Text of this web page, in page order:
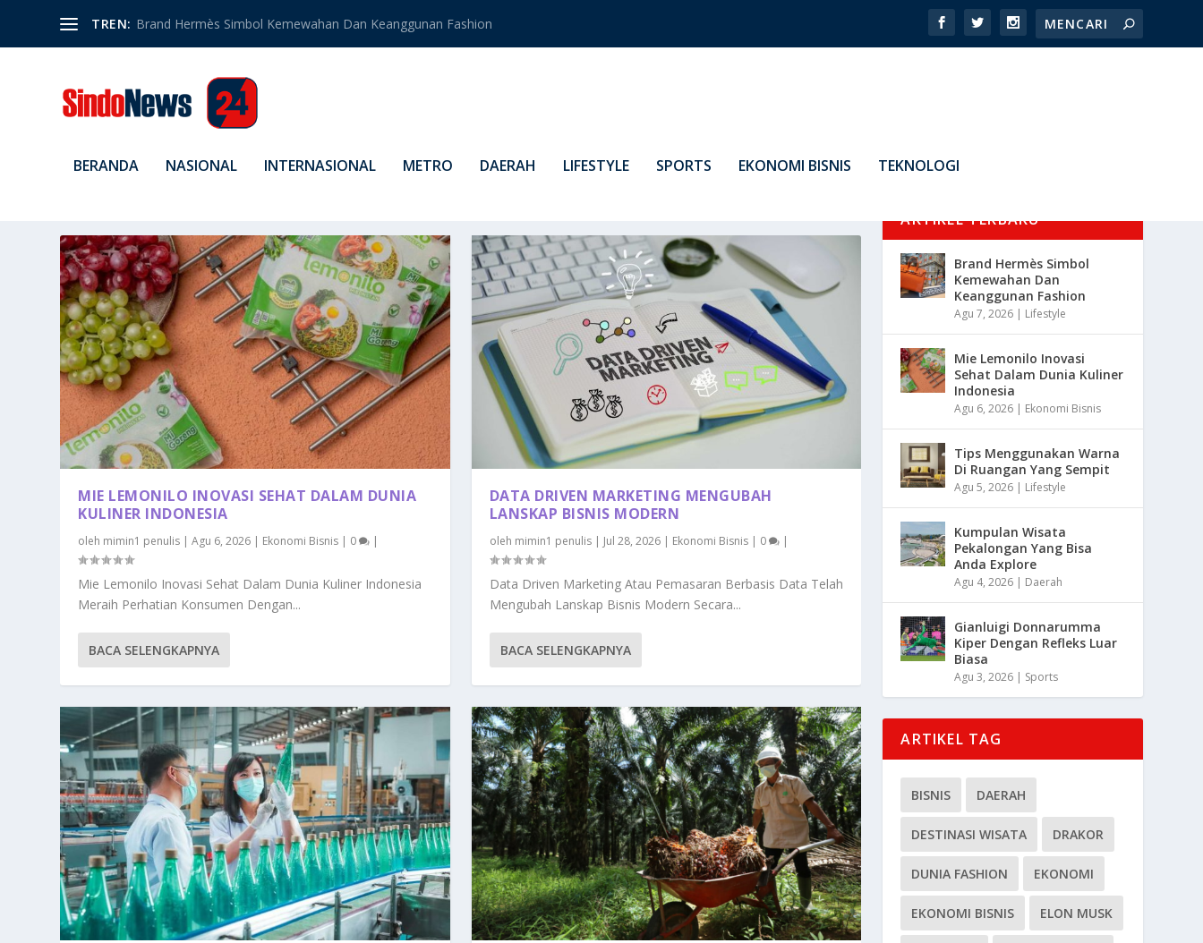
TREN: Brand Hermès Simbol Kemewahan Dan Keanggunan Fashion
BERANDA NASIONAL INTERNASIONAL METRO DAERAH LIFESTYLE SPORTS EKONOMI BISNIS TEKNOLOGI
MIE LEMONILO INOVASI SEHAT DALAM DUNIA
KULINER INDONESIA
oleh mimin1 penulis |Agu 6, 2026 | Ekonomi Bisnis | 0 |
Mie Lemonilo Inovasi Sehat Dalam Dunia Kuliner Indonesia
Meraih Perhatian Konsumen Dengan...
BACA SELENGKAPNYA
DATA DRIVEN MARKETING MENGUBAH
LANSKAP BISNIS MODERN
oleh mimin1 penulis| Jul 28, 2026| Ekonomi Bisnis| 0 |
Data Driven Marketing Atau Pemasaran Berbasis Data Telah
Mengubah Lanskap Bisnis Modern Secara...
BACA SELENGKAPNYA
ARTIKEL TERBARU
Brand Hermès Simbol
Kemewahan Dan
Keanggunan Fashion
Agu 7, 2026 | Lifestyle
Mie Lemonilo Inovasi
Sehat Dalam Dunia Kuliner
Indonesia
Agu 6, 2026 | Ekonomi Bisnis
Tips Menggunakan Warna
Di Ruangan Yang Sempit
Agu 5, 2026 | Lifestyle
Kumpulan Wisata
Pekalongan Yang Bisa
Anda Explore
Agu 4, 2026 | Daerah
Gianluigi Donnarumma
Kiper Dengan Refleks Luar
Biasa
Agu 3, 2026 | Sports
ARTIKEL TAG
BISNIS DAERAH
DESTINASI WISATA DRAKOR
DUNIA FASHION EKONOMI
EKONOMI BISNIS ELON MUSK